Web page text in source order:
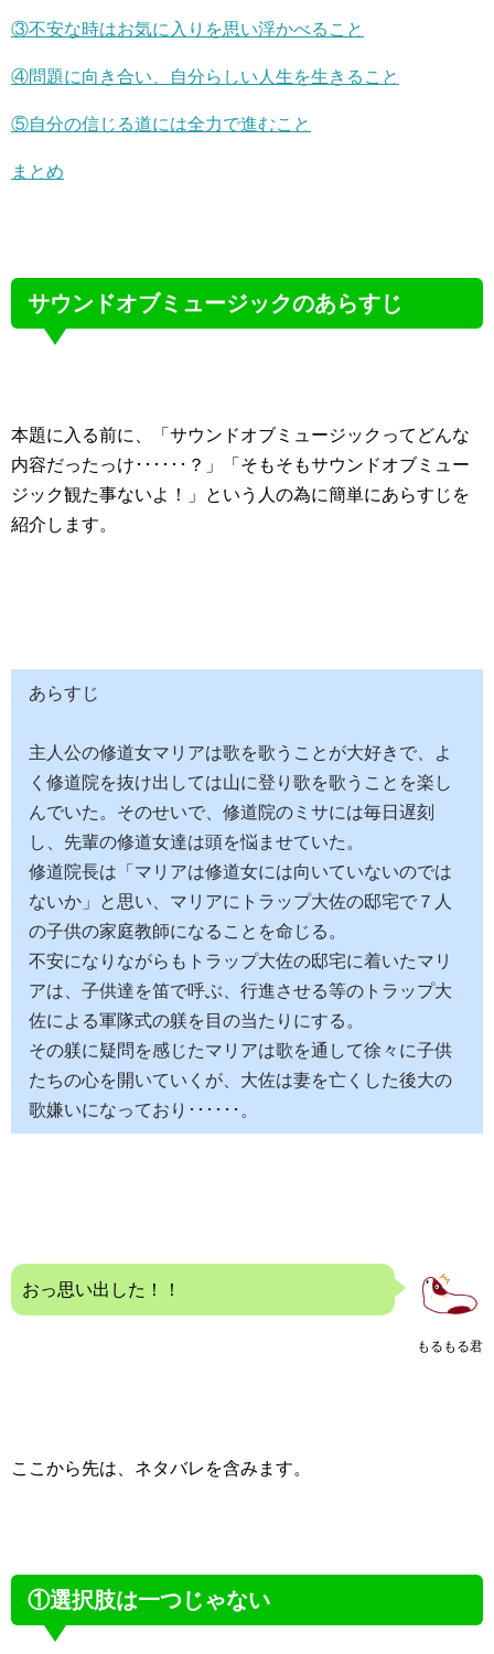
③不安な時はお気に入りを思い浮かべること
④問題に向き合い、自分らしい人生を生きること
⑤自分の信じる道には全力で進むこと
まとめ
サウンドオブミュージックのあらすじ
本題に入る前に、「サウンドオブミュージックってどんな
内容だったっけ･･････？」「そもそもサウンドオブミュー
ジック観た事ないよ！」という人の為に簡単にあらすじを
紹介します。
あらすじ
主人公の修道女マリアは歌を歌うことが大好きで、よ
く修道院を抜け出しては山に登り歌を歌うことを楽し
んでいた。そのせいで、修道院のミサには毎日遅刻
し、先輩の修道女達は頭を悩ませていた。
修道院長は「マリアは修道女には向いていないのでは
ないか」と思い、マリアにトラップ大佐の邸宅で７人
の子供の家庭教師になることを命じる。
不安になりながらもトラップ大佐の邸宅に着いたマリ
アは、子供達を笛で呼ぶ、行進させる等のトラップ大
佐による軍隊式の躾を目の当たりにする。
その躾に疑問を感じたマリアは歌を通して徐々に子供
たちの心を開いていくが、大佐は妻を亡くした後大の
歌嫌いになっており･･････。
もるもる君
おっ思い出した！！
ここから先は、ネタバレを含みます。
①選択肢は一つじゃない